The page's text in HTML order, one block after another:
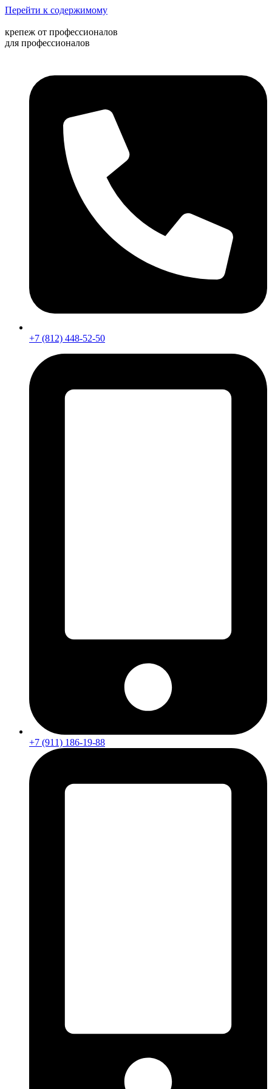
Перейти к содержимому
крепеж от профессионалов
для профессионалов
+7 (812) 448-52-50
+7 (911) 186-19-88